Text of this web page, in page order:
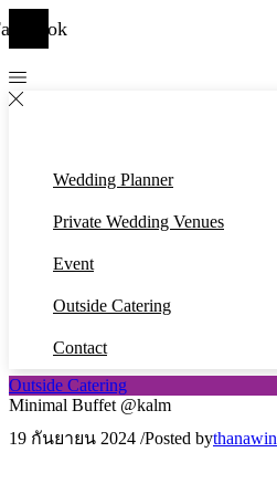
Wedding Planner
Private Wedding Venues
Event
Outside Catering
Contact
Outside Catering
Minimal Buffet @kalm
19 กันยายน 2024 /Posted bythanawin